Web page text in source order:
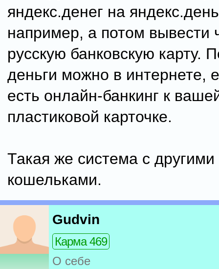
яндекс.денег на
например, а потом вывести
русскую банковскую карту.
деньги можно в интернете,
есть онлайн-банкинг к
пластиковой карточке.
Такая же система с
кошельками.
Gudvin
Карма 469
О себе